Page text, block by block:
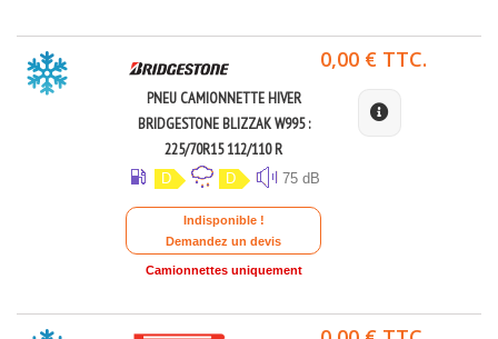
PNEU CAMIONNETTE HIVER
BRIDGESTONE BLIZZAK W995 :
225/70R15 112/110 R
D D 75 dB
Indisponible !
Demandez un devis
Camionnettes uniquement
0,00 € TTC.